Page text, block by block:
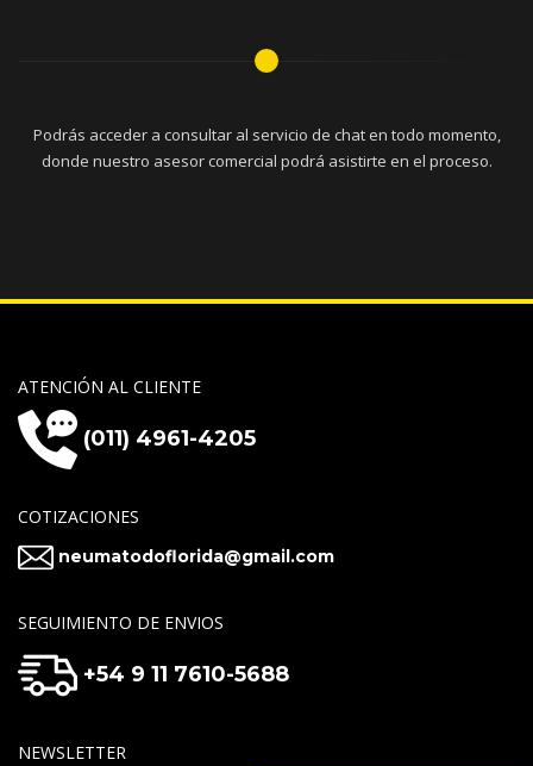
Podrás acceder a consultar al servicio de chat en todo momento,
donde nuestro asesor comercial podrá asistirte en el proceso.
ATENCIÓN AL CLIENTE
(011) 4961-4205
COTIZACIONES
neumatodoflorida@gmail.com
SEGUIMIENTO DE ENVIOS
+54 9 11 7610-5688
NEWSLETTER